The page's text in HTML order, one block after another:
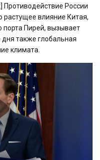
Противодействие России
растущее влияние Китая,
порта Пирей, вызывает
также глобальная
климата.